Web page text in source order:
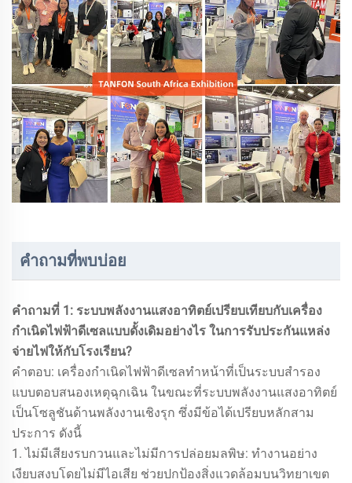
คำถามที่พบบ่อย
คำถามที่ 1: ระบบพลังงานแสงอาทิตย์เปรียบเทียบกับเครื่อง
กำเนิดไฟฟ้าดีเซลแบบดั้งเดิมอย่างไร ในการรับประกันแหล่ง
จ่ายไฟให้กับโรงเรียน?
คำตอบ: เครื่องกำเนิดไฟฟ้าดีเซลทำหน้าที่เป็นระบบสำรอง
แบบตอบสนองเหตุฉุกเฉิน ในขณะที่ระบบพลังงานแสงอาทิตย์
เป็นโซลูชันด้านพลังงานเชิงรุก ซึ่งมีข้อได้เปรียบหลักสาม
ประการ ดังนี้
1. ไม่มีเสียงรบกวนและไม่มีการปล่อยมลพิษ: ทำงานอย่าง
เงียบสงบโดยไม่มีไอเสีย ช่วยปกป้องสิ่งแวดล้อมบนวิทยาเขต